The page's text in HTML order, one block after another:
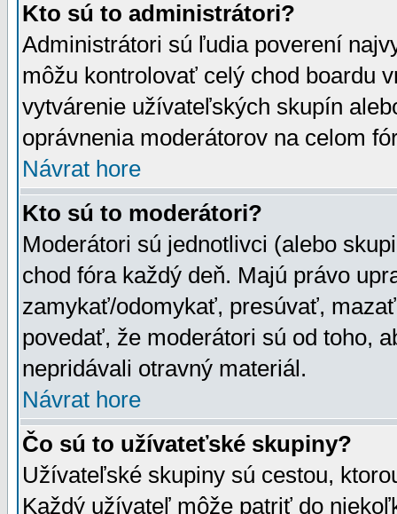
Kto sú to administrátori?
Administrátori sú ľudia poverení
môžu kontrolovať celý chod boardu
vytvárenie užívateľských skupín
oprávnenia moderátorov na celom
Návrat hore
Kto sú to moderátori?
Moderátori sú jednotlivci (alebo
chod fóra každý deň. Majú právo
zamykať/odomykať, presúvať,
povedať, že moderátori sú od toho,
nepridávali otravný materiál.
Návrat hore
Čo sú to užívateťské skupiny?
Užívateľské skupiny sú cestou,
Každý užívateľ môže patriť do